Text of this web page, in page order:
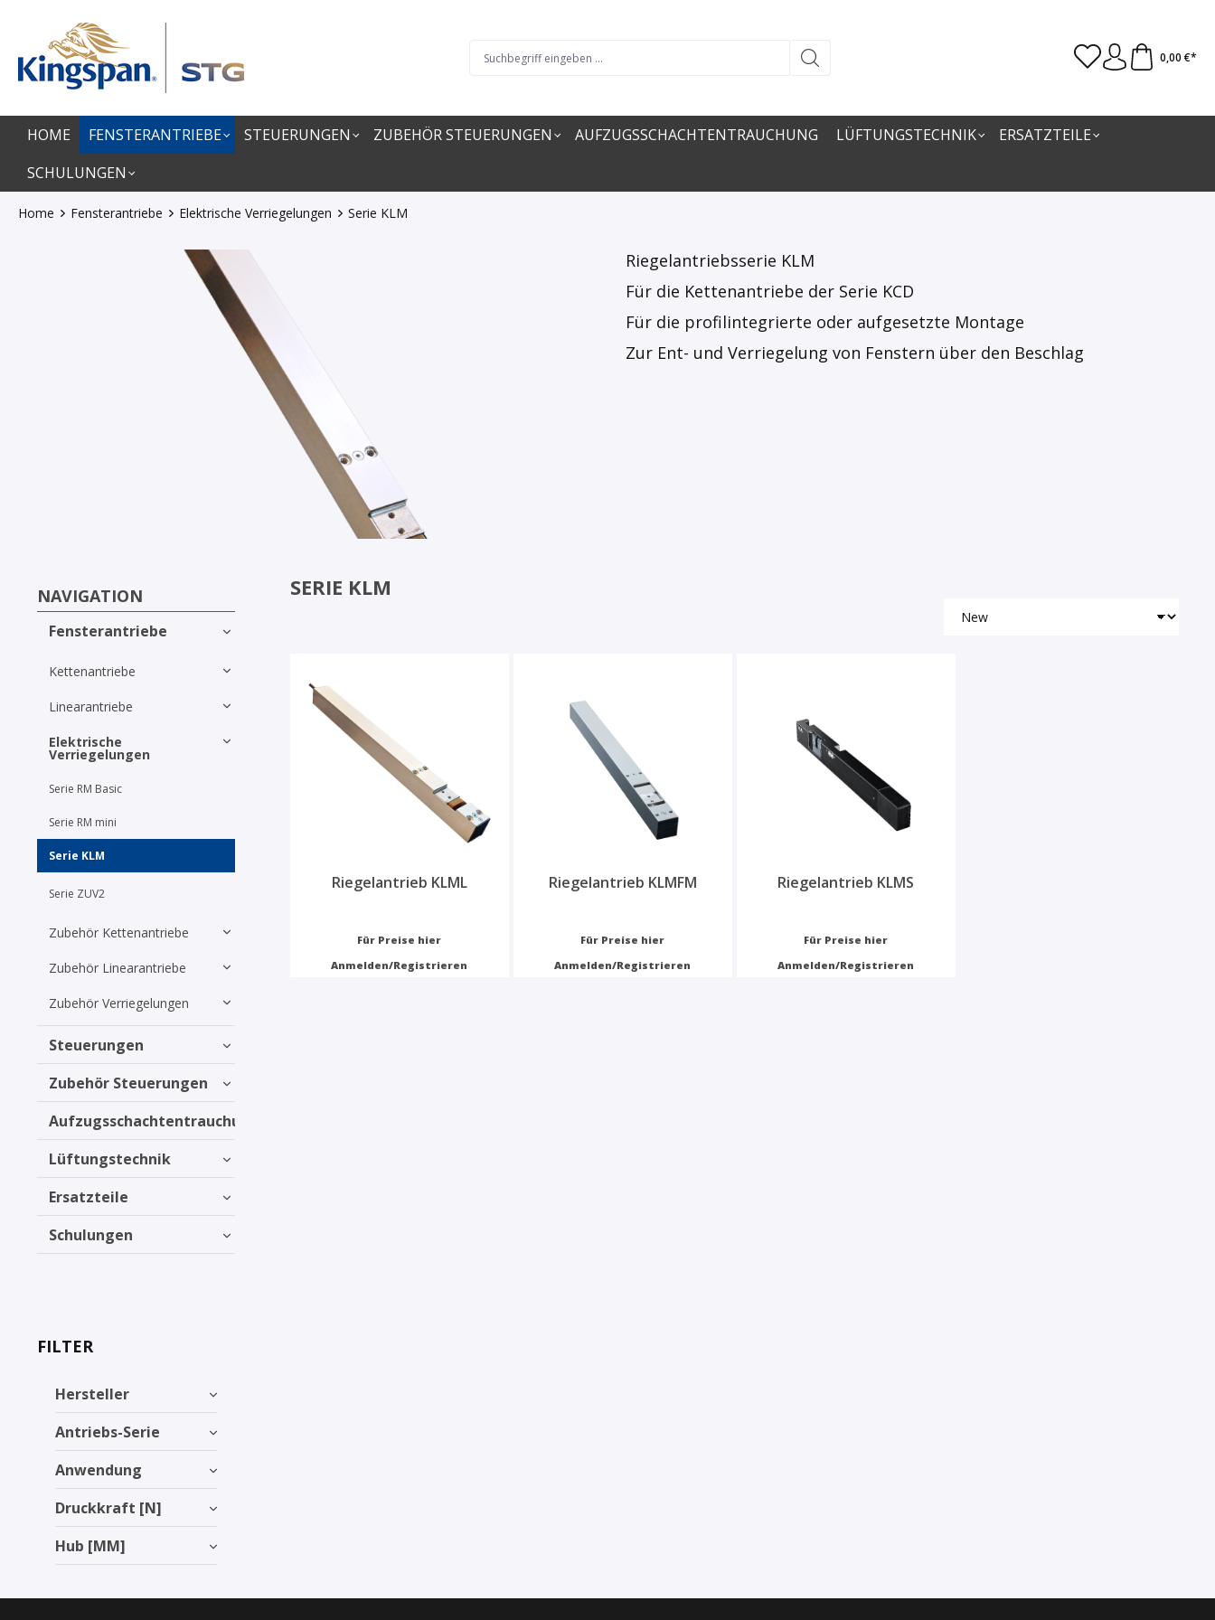
0,00 €*
HOME FENSTERANTRIEBE STEUERUNGEN ZUBEHÖR STEUERUNGEN AUFZUGSSCHACHTENTRAUCHUNG LÜFTUNGSTECHNIK
ERSATZTEILE
SCHULUNGEN
Home Fensterantriebe Elektrische Verriegelungen Serie KLM
Riegelantriebsserie KLM
Für die Kettenantriebe der Serie KCD
Für die profilintegrierte oder aufgesetzte Montage
Zur Ent- und Verriegelung von Fenstern über den Beschlag
NAVIGATION
Fensterantriebe
Kettenantriebe
Linearantriebe
Elektrische
Verriegelungen
Serie RM Basic
Serie RM mini
Serie KLM
Serie ZUV2
Zubehör Kettenantriebe
Zubehör Linearantriebe
Zubehör Verriegelungen
Steuerungen
Zubehör Steuerungen
Aufzugsschachtentrauchung
Lüftungstechnik
Ersatzteile
Schulungen
FILTER
Hersteller
Antriebs-Serie
Anwendung
Druckkraft [N]
Hub [MM]
SERIE KLM
Riegelantrieb KLML
Für Preise hier
Anmelden/Registrieren
Riegelantrieb KLMFM
Für Preise hier
Anmelden/Registrieren
Riegelantrieb KLMS
Für Preise hier
Anmelden/Registrieren